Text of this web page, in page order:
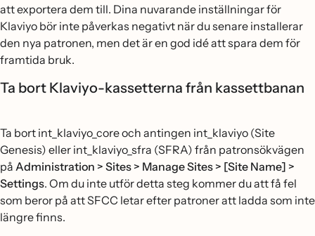
att exportera dem till. Dina nuvarande inställningar för
Klaviyo bör inte påverkas negativt när du senare installerar
den nya patronen, men det är en god idé att spara dem för
framtida bruk.
Ta bort Klaviyo-kassetterna från kassettbanan
Ta bort int_klaviyo_core och antingen int_klaviyo (Site
Genesis) eller int_klaviyo_sfra (SFRA) från patronsökvägen
på Administration > Sites > Manage Sites > [Site Name] >
Settings. Om du inte utför detta steg kommer du att få fel
som beror på att SFCC letar efter patroner att ladda som inte
längre finns.